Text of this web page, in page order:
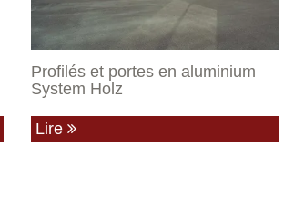
Profilés et portes en aluminium
System Holz
Lire